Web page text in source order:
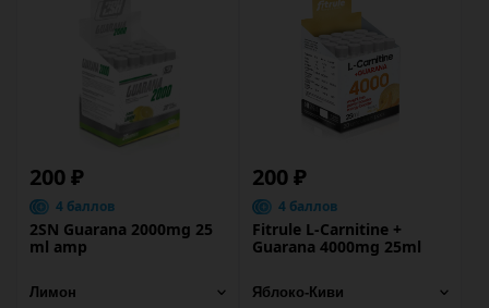
200 ₽
4 баллов
2SN Guarana 2000mg 25
ml amp
200 ₽
4 баллов
Fitrule L-Carnitine +
Guarana 4000mg 25ml